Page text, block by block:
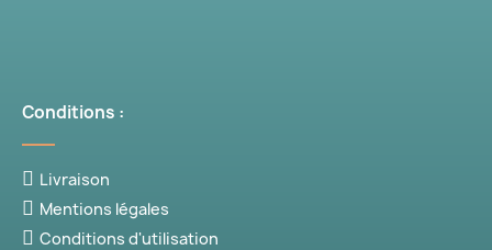
Conditions :
Livraison
Mentions légales
Conditions d'utilisation